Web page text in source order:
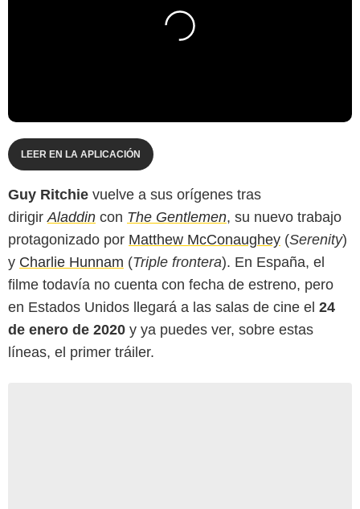
LEER EN LA APLICACIÓN
Guy Ritchie vuelve a sus orígenes tras
dirigir Aladdin con The Gentlemen, su nuevo trabajo
protagonizado por Matthew McConaughey (Serenity)
y Charlie Hunnam (Triple frontera). En España, el
filme todavía no cuenta con fecha de estreno, pero
en Estados Unidos llegará a las salas de cine el 24
de enero de 2020 y ya puedes ver, sobre estas
líneas, el primer tráiler.